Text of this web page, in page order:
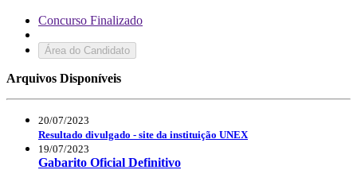
Concurso Finalizado
Área do Candidato
Arquivos Disponíveis
20/07/2023
Resultado divulgado - site da instituição UNEX
19/07/2023
Gabarito Oficial Definitivo